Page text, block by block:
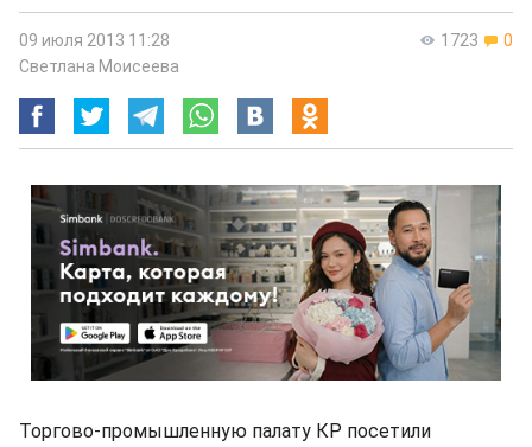
1723 0
09 июля 2013 11:28
Светлана Моисеева
Торгово-промышленную палату КР посетили